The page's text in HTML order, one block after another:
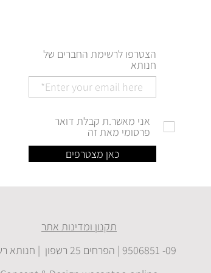
הצטרפו לרשימת החברים של
חנותא
אני מאשר.ת קבלת דואר
פרסומי מאת זה
כאן מצטרפים
תקנון ומדינות אתר
09- 9506851 | הפרחים 25 רשפון | חנותא רשפון